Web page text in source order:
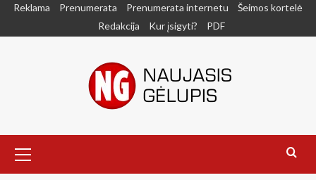
SkipReklama Prenumerata Prenumerata internetu
Šeimos kortelė
Redakcija
Kur įsigyti? PDF
Menu